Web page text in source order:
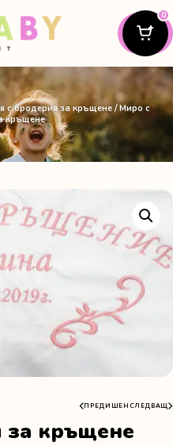
0
с бродерия за кръщенe / Миро с
кръщене
ПРЕДИШЕН СЛЕДВАЩ
за кръщене